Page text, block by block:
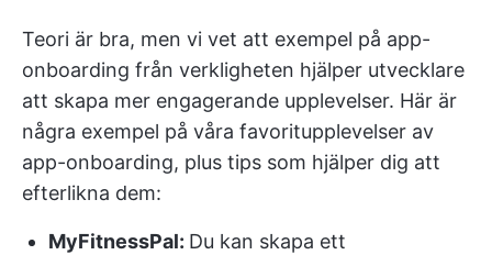
Teori är bra, men vi vet att exempel på app-
onboarding från verkligheten hjälper utvecklare
att skapa mer engagerande upplevelser. Här är
några exempel på våra favoritupplevelser av
app-onboarding, plus tips som hjälper dig att
efterlikna dem:
MyFitnessPal: Du kan skapa ett